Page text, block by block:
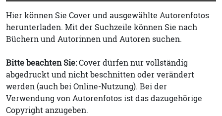
Hier können Sie Cover und ausgewählte Autorenfotos
herunterladen. Mit der Suchzeile können Sie nach
Büchern und Autorinnen und Autoren suchen.
Bitte beachten Sie:Cover dürfen nur vollständig
abgedruckt und nicht beschnitten oder verändert
werden (auch bei Online-Nutzung). Bei der
Verwendung von Autorenfotos ist das dazugehörige
Copyright anzugeben.